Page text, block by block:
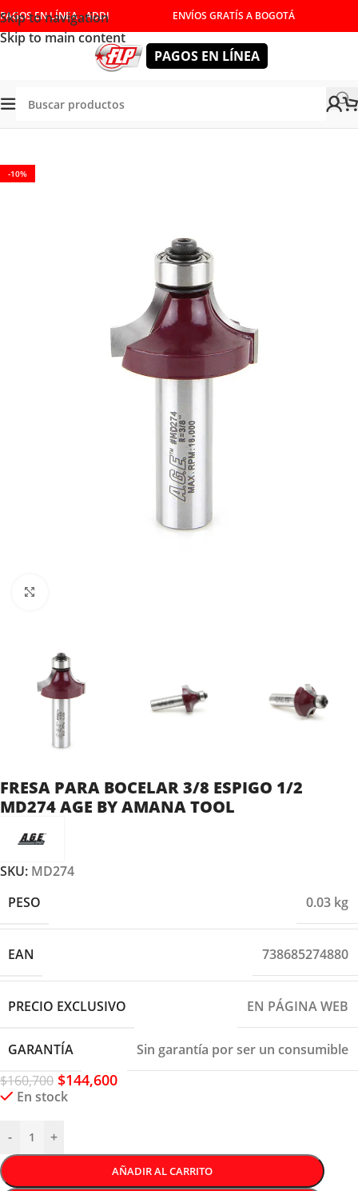
Skip to navigation
Skip to main content
PAGOS EN LÍNEA - ADDI ENVÍOS GRATÍS A BOGOTÁ
PAGOS EN LÍNEA
Tienda/HERRAMIENTAS DE CORTE
-10%
FRESA PARA BOCELAR 3/8 ESPIGO 1/2
MD274 AGE BY AMANA TOOL
SKU: MD274
PESO
0.03 kg
EAN 738685274880
PRECIO EXCLUSIVO EN PÁGINA WEB
GARANTÍA
Sin garantía por ser un consumible
$160,700 $144,600
En stock
- +
AÑADIR AL CARRITO